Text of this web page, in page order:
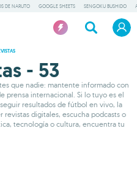
DE NARUTO GOOGLE SHEETS SENGOKU BUSHIDO
- 53
que nadie: mantente informado con
prensa internacional. Si lo tuyo es el
resultados de fútbol en vivo, la
revistas digitales, escucha podcasts o
tecnología o cultura, encuentra tu